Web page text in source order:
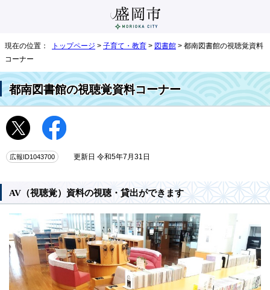
現在の位置： トップページ > 子育て・教育 > 図書館 > 都南図書館の視聴覚資料
コーナー
都南図書館の視聴覚資料コーナー
広報ID1043700 更新日 令和5年7月31日
AV（視聴覚）資料の視聴・貸出ができます